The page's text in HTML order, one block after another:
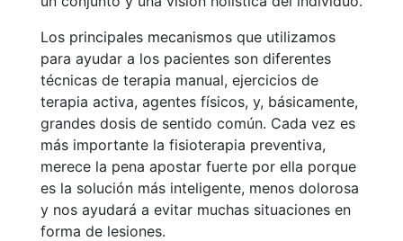
Área deportiva
Tenis
Escuela de
tenis
Next Gen
Palmarés
equipos
Leyendas
Los principales mecanismos que utilizamos
para ayudar a los pacientes son diferentes
técnicas de terapia manual, ejercicios de
terapia activa, agentes físicos, y, básicamente,
grandes dosis de sentido común. Cada vez es
más importante la fisioterapia preventiva,
merece la pena apostar fuerte por ella porque
es la solución más inteligente, menos dolorosa
y nos ayudará a evitar muchas situaciones en
forma de lesiones.